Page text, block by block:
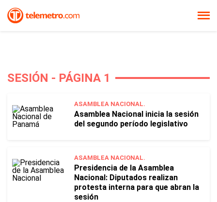
SESIÓN - PÁGINA 1
ASAMBLEA NACIONAL.
Asamblea Nacional inicia la sesión
del segundo período legislativo
ASAMBLEA NACIONAL.
Presidencia de la Asamblea
Nacional: Diputados realizan
protesta interna para que abran la
sesión